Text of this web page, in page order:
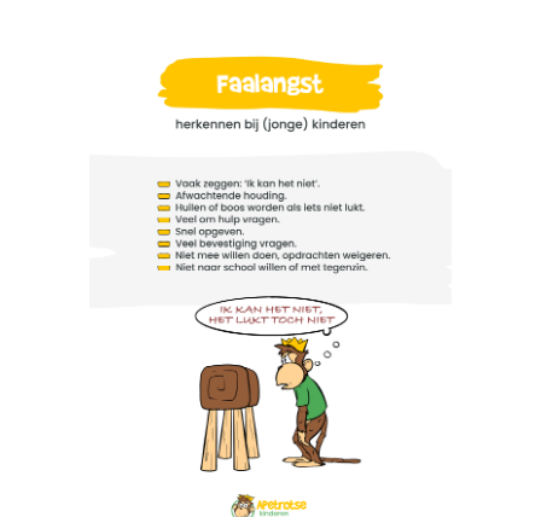
-- Training emoties kind
-- Sova-training kind
Artikelen
Over